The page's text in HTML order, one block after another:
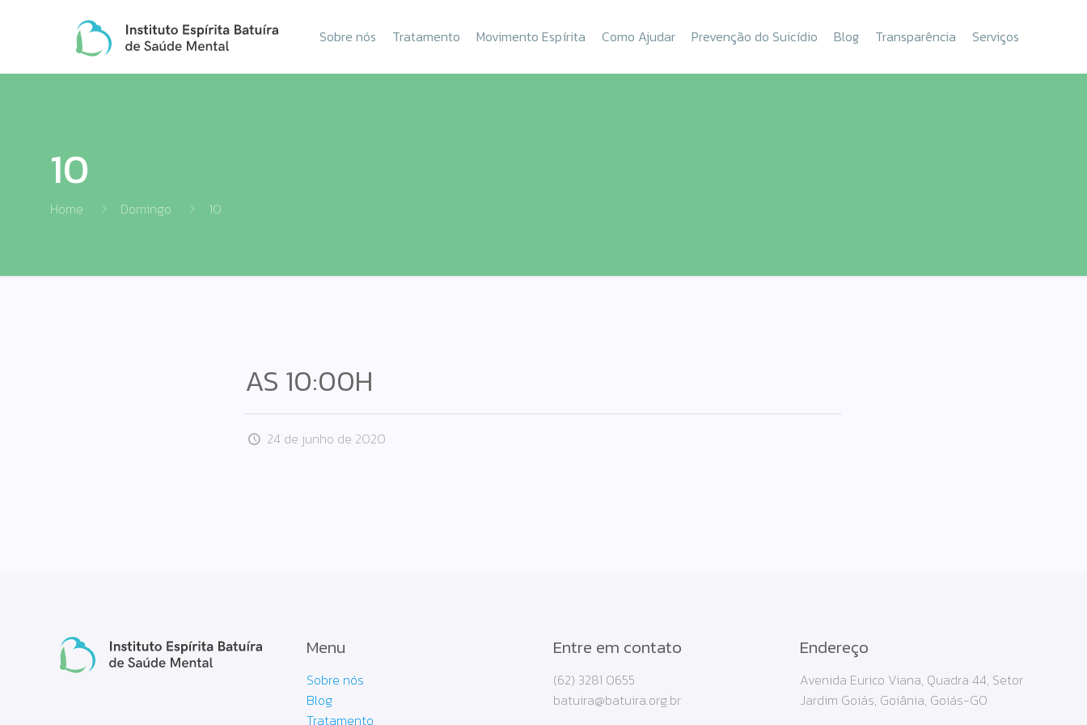
Sobre nós Tratamento Movimento Espírita Como Ajudar Prevenção do Suicídio Blog Transparência Serviços
10
Home Domingo 10
AS 10:00H
24 de junho de 2020
Menu
Sobre nós
Blog
Tratamento
Entre em contato
(62) 3281 0655
batuira@batuira.org.br
Endereço
Avenida Eurico Viana, Quadra 44, Setor
Jardim Goiás, Goiânia, Goiás-GO